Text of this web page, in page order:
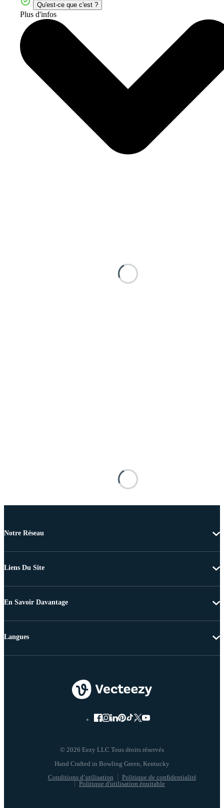
Qu'est-ce que c'est ?
Plus d'infos
Notre Réseau
Liens Du Site
En Savoir Davantage
© 2026 Eezy LLC Tous droits réservés
Conditions d’utilisation
Politique de confidentialité
Politique d'utilisation équitable
Langues